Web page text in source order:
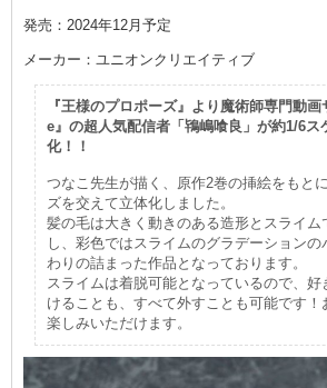
発売：2024年12月予定
メーカー：ユニオンクリエイティブ
『王様のプロポーズ』より魔術師専門動
e』の超人気配信者「鴇嶋喰良」が約1/6ス
化！！
つなこ先生が描く、原作2巻の挿絵をもと
ズを交えて立体化しました。
髪の毛は大きく動きのある造形とスライム
し、彩色ではスライムのグラデーション
わりの詰まった作品となっております。
スライムは着脱可能となっているので、
けることも、すべて外すことも可能です
楽しみいただけます。